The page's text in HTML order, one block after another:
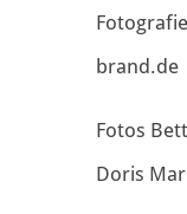
brand.de
Fotos
Doris